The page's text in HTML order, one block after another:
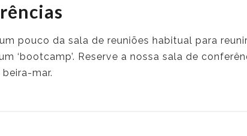
pouco da sala de reuniões habitual para
‘bootcamp’. Reserve a nossa sala de
mar.